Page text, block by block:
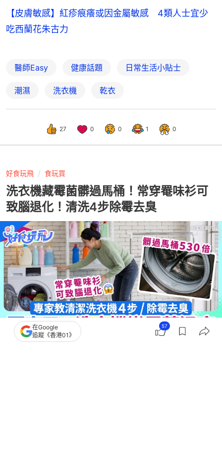
【皮膚敏感】紅疹痕癢或因金屬敏感 4類人士宜少
吃西蘭花朱古力
醫師Easy 健康話題 日常生活小貼士
潮濕 洗衣機 乾衣
27 0 0 1 0
好食玩飛 食玩買
洗衣機藏霉菌髒過馬桶！常穿罨味衫可
致腦退化！清洗4步除霉去臭
在Google
追蹤《香港01》
57